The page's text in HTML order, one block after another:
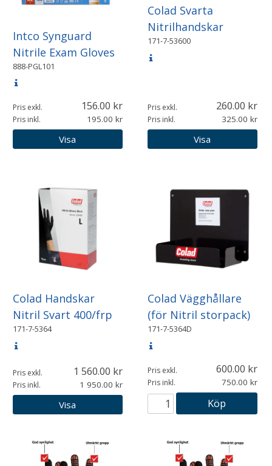
Intco Synguard
Nitrile Exam Gloves
888-PGL101
Pris exkl. 156.00
Pris inkl. 195.00
Visa
Colad Svarta
Nitrilhandskar
171-7-53600
Pris exkl. 260.00
Pris inkl. 325.00
Visa
Colad Handskar
Nitril Svart 400/frp
171-7-5364
Pris exkl. 1 560.00
Pris inkl. 1 950.00
Visa
Colad Vägghållare
(för Nitril storpack)
171-7-5364D
Pris exkl. 600.00
Pris inkl. 750.00
Köp